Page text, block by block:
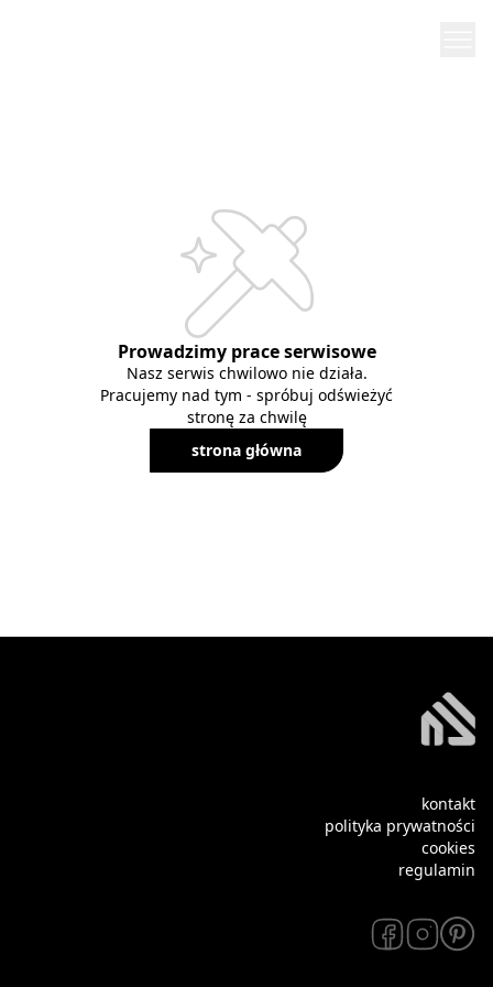
Prowadzimy prace serwisowe
Nasz serwis chwilowo nie działa.
Pracujemy nad tym - spróbuj odświeżyć
stronę za chwilę
strona główna
kontakt
polityka prywatności
cookies
regulamin